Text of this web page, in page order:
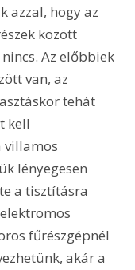
azzal, hogy az
között
Az előbbiek
van, az
tehát
kell
villamos
lényegesen
a tisztításra
fűrészgépnél
akár a